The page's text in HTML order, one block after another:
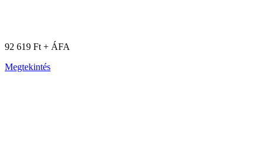
92 619 Ft + ÁFA
Megtekintés